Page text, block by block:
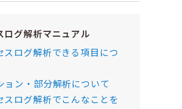
ログ解析マニュアル
スログ解析できる項目につ
ョン・部分解析について
スログ解析でこんなことを